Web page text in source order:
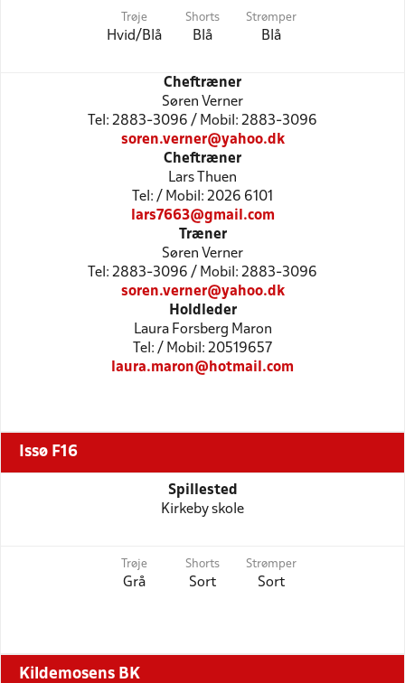
Trøje
Hvid/Blå
Shorts
Blå
Strømper
Blå
Cheftræner
Søren Verner
Tel: 2883-3096 / Mobil: 2883-3096
soren.verner@yahoo.dk
Cheftræner
Lars Thuen
Tel: / Mobil: 2026 6101
lars7663@gmail.com
Træner
Søren Verner
Tel: 2883-3096 / Mobil: 2883-3096
soren.verner@yahoo.dk
Holdleder
Laura Forsberg Maron
Tel: / Mobil: 20519657
laura.maron@hotmail.com
Issø F16
Spillested
Kirkeby skole
Trøje
Grå
Shorts
Sort
Strømper
Sort
Kildemosens BK